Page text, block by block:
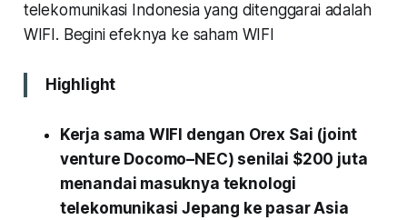
telekomunikasi Indonesia yang ditenggarai adalah
WIFI. Begini efeknya ke saham WIFI
Highlight
Kerja sama WIFI dengan Orex Sai (joint
venture Docomo–NEC) senilai $200 juta
menandai masuknya teknologi
telekomunikasi Jepang ke pasar Asia